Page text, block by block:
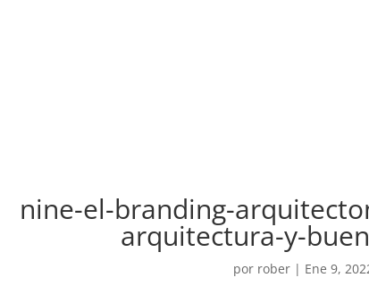
nine-el-branding-
arquitectura-y-
por rober| Ene 9,